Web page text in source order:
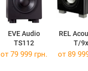
EVE Audio
TS112
REL
T/9x
от 79 999 грн. от 89